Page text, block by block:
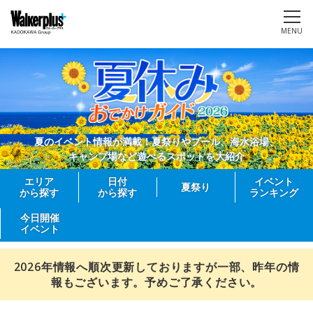
MENU
夏のイベント情報が満載！夏祭りやプール、海水浴場、
キャンプ場など遊べるスポットを大紹介
エリア
から探す
日付
から探す
夏祭り
イベント
ランキング
今日開催
イベント
2026年情報へ順次更新しておりますが一部、昨年の情
報もございます。予めご了承ください。